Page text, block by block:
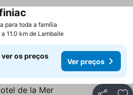
para toda a família
11.0 km de Lamballe
ver os preços
Ver preços